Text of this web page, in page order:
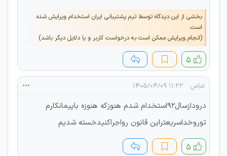
بخشی از این دیدگاه توسط تیم پشتیبانی ایران استخدام ویرایش شده
است.
(انجام ویرایش ممکن است به درخواست کاربر و یا دلایل دیگر باشد)
۵
عباس ۱۱:۲۲ ۱۴۰۵/۰۴/۰۹
درودازسال۹۲استخدام شدم هنوزکه هنوزه باپیمانکارم
توروخداسریعتراین قانون رواجراکنیدخسته شدیم
۵